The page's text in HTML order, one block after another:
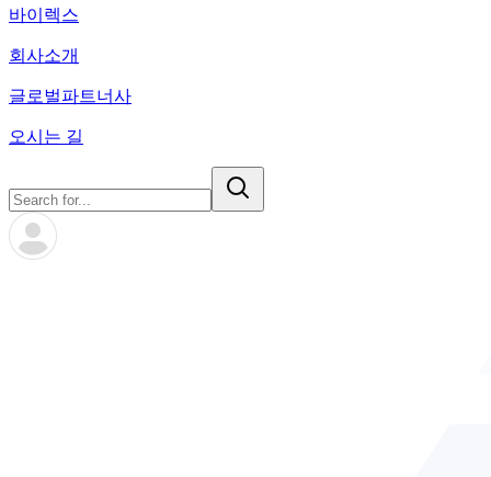
바이렉스
회사소개
글로벌파트너사
오시는 길